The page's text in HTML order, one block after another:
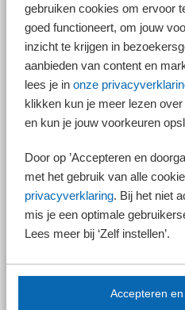
gebruiken cookies om ervoor
goed functioneert, om jouw
inzicht te krijgen in
aanbieden van content en
lees je in onze
klikken kun je meer lezen
en kun je jouw voorkeuren
Door op ’Accepteren en
met het gebruik van alle
privacyverklaring. Bij het niet
mis je een optimale
Lees meer bij ‘Zelf instellen’.
Accepteren
Beperking tot gewone
Eind 2024 is een wetsvoorstel
ab beperkt worden tot gewone
5%. Door deze wijziging zouden
kwalificeren. Winstbewijzen, opties
aanmerking komen.
maken datum. De staatssecretaris
het huidige kabinet niet van plan is
belang van 5% niet in werking treedt.
Wijzigingen in
verwateringsregeling
aandeelbelangen ̶ ongeacht de